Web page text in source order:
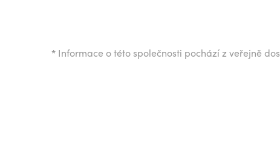
* Informace o této společnosti pochází z veřejně